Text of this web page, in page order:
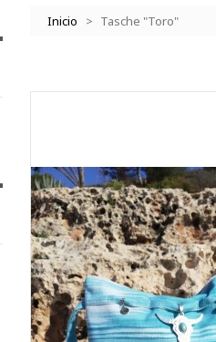
Inicio > Tasche "Toro"